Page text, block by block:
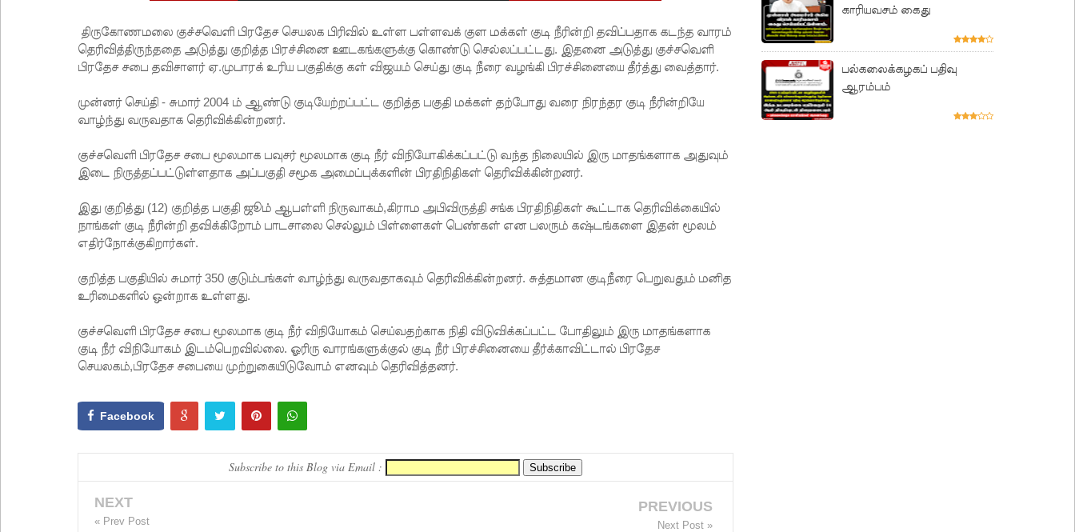
திருகோணமலை குச்சவெளி பிரதேச செயலக பிரிவில் உள்ள பள்ளவக் குள மக்கள் குடி நீரின்றி தவிப்பதாக கடந்த வாரம்
தெரிவித்திருந்ததை அடுத்து குறித்த பிரச்சினை ஊடகங்களுக்கு கொண்டு செல்லப்பட்டது. இதனை அடுத்து குச்சவெளி
பிரதேச சபை தவிசாளர் ஏ.முபாரக் உரிய பகுதிக்கு கள் விஜயம் செய்து குடி நீரை வழங்கி பிரச்சினையை தீர்த்து வைத்தார்.
முன்னர் செய்தி - சுமார் 2004 ம் ஆண்டு குடியேற்றப்பட்ட குறித்த பகுதி மக்கள் தற்போது வரை நிரந்தர குடி நீரின்றியே
வாழ்ந்து வருவதாக தெரிவிக்கின்றனர்.
குச்சவெளி பிரதேச சபை மூலமாக பவுசர் மூலமாக குடி நீர் விநியோகிக்கப்பட்டு வந்த நிலையில் இரு மாதங்களாக அதுவும்
இடை நிருத்தப்பட்டுள்ளதாக அப்பகுதி சமூக அமைப்புக்களின் பிரதிநிதிகள் தெரிவிக்கின்றனர்.
இது குறித்து (12) குறித்த பகுதி ஜூம் ஆபள்ளி நிருவாகம்,கிராம அபிவிருத்தி சங்க பிரதிநிதிகள் கூட்டாக தெரிவிக்கையில்
நாங்கள் குடி நீரின்றி தவிக்கிறோம் பாடசாலை செல்லும் பிள்ளைகள் பெண்கள் என பலரும் கஷ்டங்களை இதன் மூலம்
எதிர்நோக்குகிறார்கள்.
குறித்த பகுதியில் சுமார் 350 குடும்பங்கள் வாழ்ந்து வருவதாகவும் தெரிவிக்கின்றனர். சுத்தமான குடிநீரை பெறுவதும் மனித
உரிமைகளில் ஒன்றாக உள்ளது.
குச்சவெளி பிரதேச சபை மூலமாக குடி நீர் விநியோகம் செய்வதற்காக நிதி விடுவிக்கப்பட்ட போதிலும் இரு மாதங்களாக
குடி நீர் விநியோகம் இடம்பெறவில்லை. ஓரிரு வாரங்களுக்குல் குடி நீர் பிரச்சினையை தீர்க்காவிட்டால் பிரதேச
செயலகம்,பிரதேச சபையை முற்றுகையிடுவோம் எனவும் தெரிவித்தனர்.
Facebook
Subscribe to this Blog via Email :
NEXT
« Prev Post
PREVIOUS
Next Post »
காரியவசம் கைது
பல்கலைக்கழகப் பதிவு
ஆரம்பம்